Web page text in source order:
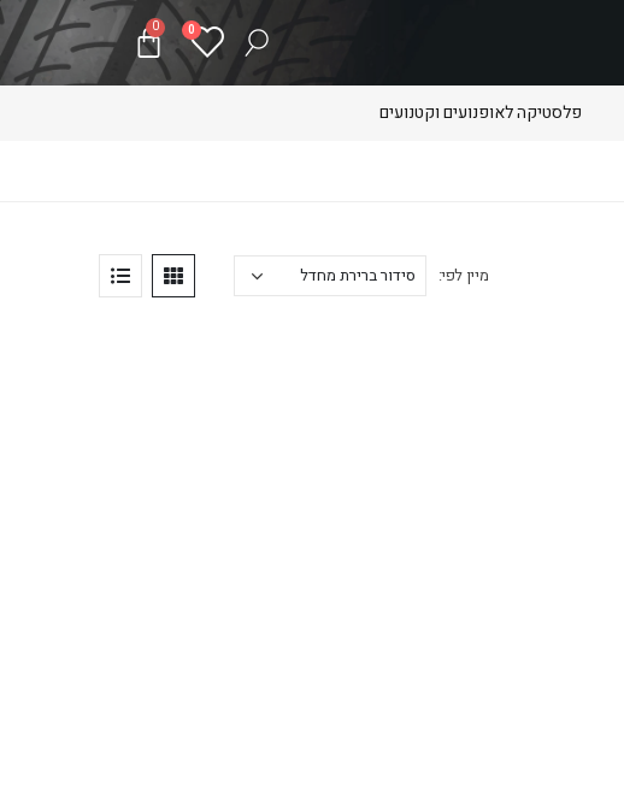
0
0
פלסטיקה לאופנועים וקטנועים
מיין לפי: